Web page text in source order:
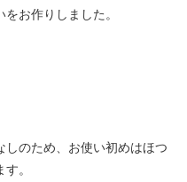
お作りしました。
しのため、お使い初めはほつ
。